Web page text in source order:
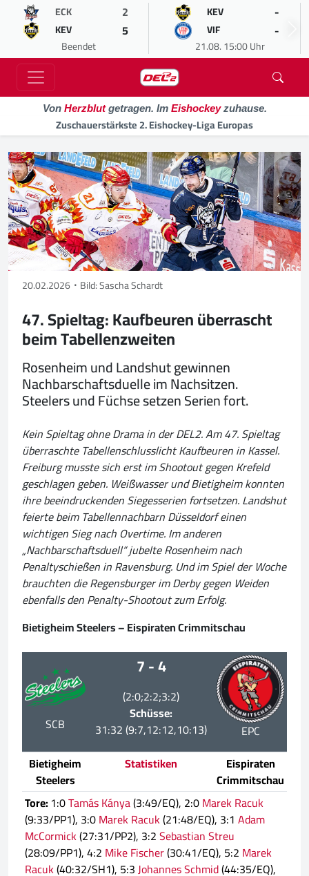
ECK 2
KEV 5
Beendet
KEV -
VIF -
21.08. 15:00 Uhr
Von Herzblutgetragen. Im Eishockeyzuhause.
Zuschauerstärkste 2. Eishockey-Liga Europas
20.02.2026 Bild: Sascha Schardt
47. Spieltag: Kaufbeuren überrascht
beim Tabellenzweiten
Rosenheim und Landshut gewinnen
Nachbarschaftsduelle im Nachsitzen.
Steelers und Füchse setzen Serien fort.
Kein Spieltag ohne Drama in der DEL2. Am 47. Spieltag
überraschte Tabellenschlusslicht Kaufbeuren in Kassel.
Freiburg musste sich erst im Shootout gegen Krefeld
geschlagen geben. Weißwasser und Bietigheim konnten
ihre beeindruckenden Siegesserien fortsetzen. Landshut
feierte beim Tabellennachbarn Düsseldorf einen
wichtigen Sieg nach Overtime. Im anderen
„Nachbarschaftsduell“ jubelte Rosenheim nach
Penaltyschießen in Ravensburg. Und im Spiel der Woche
brauchten die Regensburger im Derby gegen Weiden
ebenfalls den Penalty-Shootout zum Erfolg.
Bietigheim Steelers – Eispiraten Crimmitschau
SCB
7 - 4
(2:0;2:2;3:2)
Schüsse:
31:32 (9:7,12:12,10:13)
EPC
Bietigheim
Steelers
Statistiken
Eispiraten
Crimmitschau
Tore:1:0Tamás Kánya(3:49/EQ), 2:0Marek Racuk
(9:33/PP1), 3:0Marek Racuk(21:48/EQ), 3:1 Adam
McCormick(27:31/PP2), 3:2Sebastian Streu
(28:09/PP1), 4:2 Mike Fischer(30:41/EQ), 5:2 Marek
Racuk(40:32/SH1), 5:3Johannes Schmid(44:35/EQ),